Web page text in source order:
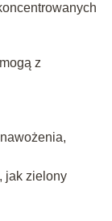
z
jak zielony